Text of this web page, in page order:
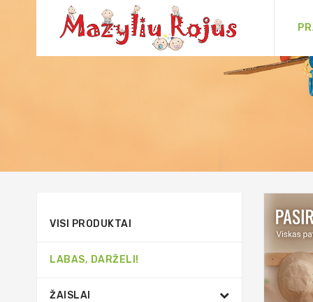
VISI PRODUKTAI
LABAS, DARŽELI!
ŽAISLAI